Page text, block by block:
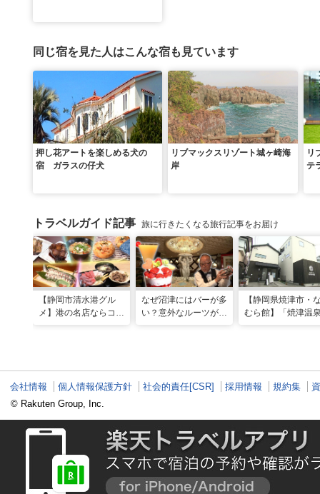
同じ宿を見た人はこんな宿も見ています
押し花アートを楽しめる犬の
宿 ガラスの仔犬
リブマックスリゾート城ヶ崎海
岸
リ
テ
トラベルガイド記事 旅に行きたくなる旅行記事をお届け
【静岡市清水港グル
メ】港の名店ならコ
なぜ沼津にはバーが多
い？意外なルーツがわ
【静岡県焼津市・
むら館】「焼津温
会社情報 個人情報保護方針 社会的責任[CSR] 採用情報 規約集
© Rakuten Group, Inc.